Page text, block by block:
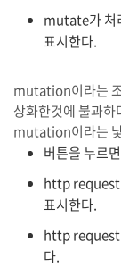
mutate가 처
표시한다.
mutation이라는
상화한것에 불과하
mutation이라는
버튼을 누르
http request
표시한다.
http request
다.